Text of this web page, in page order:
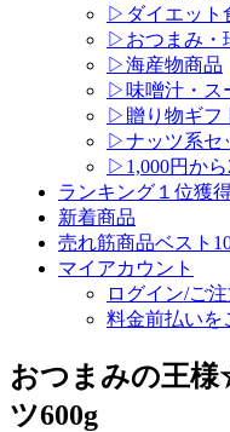
▷ダイエット
▷おつまみ・
▷海産物商品
▷味噌汁・ス
▷贈り物ギフ
▷ナッツ系セ
▷1,000円から
ランキング１位獲
新着商品
売れ筋商品ベスト
マイアカウント
ログイン/ご
料金前払いを
おつまみの王
ツ600g